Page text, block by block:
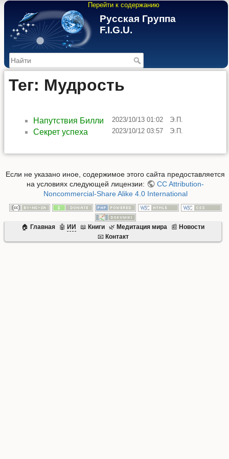
Перейти к содержанию
Русская Группа
F.I.G.U.
Тег: Мудрость
Напутствия Билли 2023/10/13 01:02 Э.П.
Секрет успеха 2023/10/12 03:57 Э.П.
Если не указано иное, содержимое этого сайта предоставляется
на условиях следующей лицензии:
CC Attribution-
Noncommercial-Share Alike 4.0 International
🏠Главная 🤖ИИ 📖Книги 🌿Mедитация мира 📰Новости
📧 Контакт